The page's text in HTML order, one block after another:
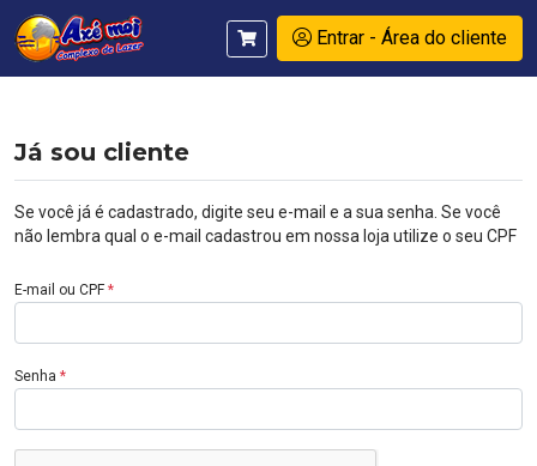
Entrar - Área do cliente
Já sou cliente
Se você já é cadastrado, digite seu e-mail e a sua senha. Se você
não lembra qual o e-mail cadastrou em nossa loja utilize o seu CPF
E-mail ou CPF *
Senha *